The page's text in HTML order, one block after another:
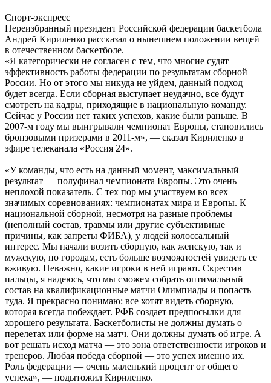
Спорт-экспресс
Переизбранный президент Российской федерации баскетбола
Андрей Кириленко рассказал о нынешнем положении вещей
в отечественном баскетболе.
«Я категорически не согласен с тем, что многие судят
эффективность работы федерации по результатам сборной
России. Но от этого мы никуда не уйдем, данный подход
будет всегда. Если сборная выступает неудачно, все будут
смотреть на кадры, приходящие в национальную команду.
Сейчас у России нет таких успехов, какие были раньше. В
2007-м году мы выигрывали чемпионат Европы, становились
бронзовыми призерами в 2011-м», — сказал Кириленко в
эфире телеканала «Россия 24».
«У команды, что есть на данный момент, максимальный
результат — полуфинал чемпионата Европы. Это очень
неплохой показатель. С тех пор мы участвуем во всех
значимых соревнованиях: чемпионатах мира и Европы. К
национальной сборной, несмотря на разные проблемы
(неполный состав, травмы или другие субъективные
причины, как запреты ФИБА), у людей колоссальный
интерес. Мы начали возить сборную, как женскую, так и
мужскую, по городам, есть больше возможностей увидеть ее
вживую. Неважно, какие игроки в ней играют. Скрестив
пальцы, я надеюсь, что мы сможем собрать оптимальный
состав на квалификационные матчи Олимпиады и попасть
туда. Я прекрасно понимаю: все хотят видеть сборную,
которая всегда побеждает. РФБ создает предпосылки для
хорошего результата. Баскетболисты не должны думать о
перелетах или форме на матч. Они должны думать об игре. А
вот решать исход матча — это зона ответственности игроков и
тренеров. Любая победа сборной — это успех именно их.
Роль федерации — очень маленький процент от общего
успеха», — подытожил Кириленко.